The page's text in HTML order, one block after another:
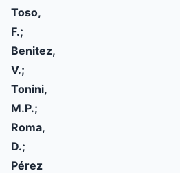
Toso,
F.;
Benitez,
V.;
Tonini,
M.P.;
Roma,
D.;
Pérez